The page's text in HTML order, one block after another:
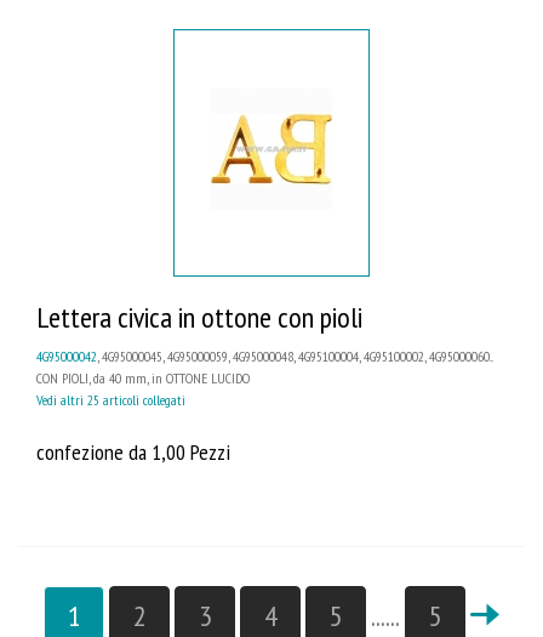
Lettera civica in ottone con pioli
4G95000042, 4G95000045, 4G95000059, 4G95000048, 4G95100004, 4G95100002, 4G95000060...
CON PIOLI, da 40 mm, in OTTONE LUCIDO
Vedi altri 25 articoli collegati
confezione da 1,00 Pezzi
1 2 3 4 5 ...... 5